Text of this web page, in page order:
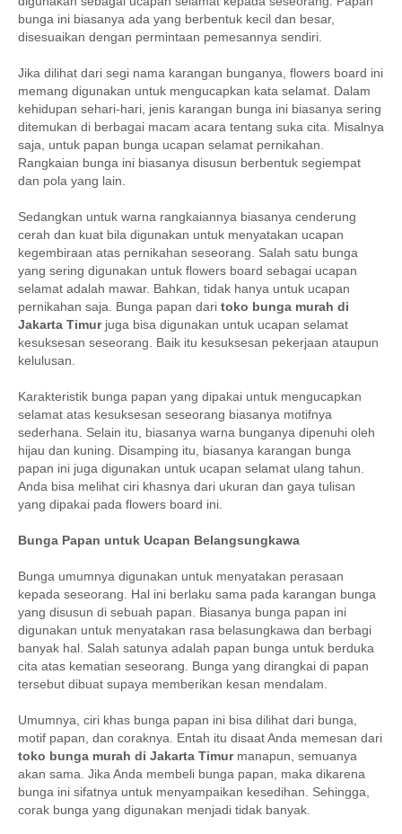
bunga ini biasanya ada yang berbentuk kecil dan besar,
disesuaikan dengan permintaan pemesannya sendiri.
Jika dilihat dari segi nama karangan bunganya, flowers board ini
memang digunakan untuk mengucapkan kata selamat. Dalam
kehidupan sehari-hari, jenis karangan bunga ini biasanya sering
ditemukan di berbagai macam acara tentang suka cita. Misalnya
saja, untuk papan bunga ucapan selamat pernikahan.
Rangkaian bunga ini biasanya disusun berbentuk segiempat
dan pola yang lain.
Sedangkan untuk warna rangkaiannya biasanya cenderung
cerah dan kuat bila digunakan untuk menyatakan ucapan
kegembiraan atas pernikahan seseorang. Salah satu bunga
yang sering digunakan untuk flowers board sebagai ucapan
selamat adalah mawar. Bahkan, tidak hanya untuk ucapan
pernikahan saja. Bunga papan dari toko bunga murah di
Jakarta Timurjuga bisa digunakan untuk ucapan selamat
kesuksesan seseorang. Baik itu kesuksesan pekerjaan ataupun
kelulusan.
Karakteristik bunga papan yang dipakai untuk mengucapkan
selamat atas kesuksesan seseorang biasanya motifnya
sederhana. Selain itu, biasanya warna bunganya dipenuhi oleh
hijau dan kuning. Disamping itu, biasanya karangan bunga
papan ini juga digunakan untuk ucapan selamat ulang tahun.
Anda bisa melihat ciri khasnya dari ukuran dan gaya tulisan
yang dipakai pada flowers board ini.
Bunga Papan untuk Ucapan Belangsungkawa
Bunga umumnya digunakan untuk menyatakan perasaan
kepada seseorang. Hal ini berlaku sama pada karangan bunga
yang disusun di sebuah papan. Biasanya bunga papan ini
digunakan untuk menyatakan rasa belasungkawa dan berbagi
banyak hal. Salah satunya adalah papan bunga untuk berduka
cita atas kematian seseorang. Bunga yang dirangkai di papan
tersebut dibuat supaya memberikan kesan mendalam.
Umumnya, ciri khas bunga papan ini bisa dilihat dari bunga,
motif papan, dan coraknya. Entah itu disaat Anda memesan dari
toko bunga murah di Jakarta Timur manapun, semuanya
akan sama. Jika Anda membeli bunga papan, maka dikarena
bunga ini sifatnya untuk menyampaikan kesedihan. Sehingga,
corak bunga yang digunakan menjadi tidak banyak.